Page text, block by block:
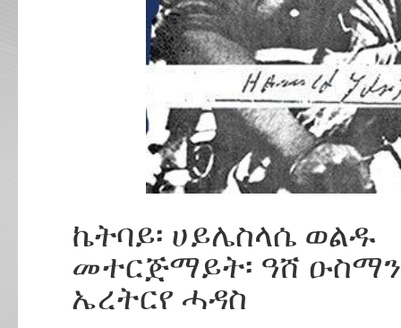
ኬትባይ፡ ሀይሌስላሴ ወልዱ
መተርጅማይት፡ ዓሸ ዑስማን
ኤረትርየ ሓዳስ